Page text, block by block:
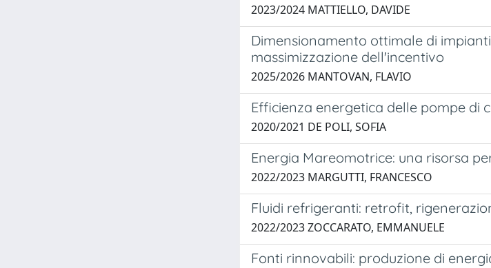
2023/2024 MATTIELLO, DAVIDE
Dimensionamento ottimale di
massimizzazione dell'incentivo
2025/2026 MANTOVAN, FLAVIO
Efficienza energetica delle pompe di
2020/2021 DE POLI, SOFIA
Energia Mareomotrice: una risorsa
2022/2023 MARGUTTI, FRANCESCO
Fluidi refrigeranti: retrofit,
2022/2023 ZOCCARATO, EMMANUELE
Fonti rinnovabili: produzione di